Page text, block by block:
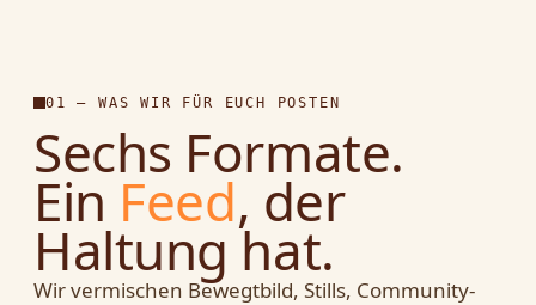
01 — WAS WIR FÜR EUCH POSTEN
Sechs Formate.
Ein Feed, der
Haltung hat.
Wir vermischen Bewegtbild, Stills, Community-